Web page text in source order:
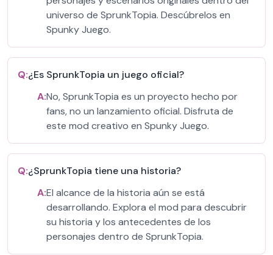
universo de SprunkTopia. Descúbrelos en
Spunky Juego.
Q:¿Es SprunkTopia un juego oficial?
A:No, SprunkTopia es un proyecto hecho por
fans, no un lanzamiento oficial. Disfruta de
este mod creativo en Spunky Juego.
Q:¿SprunkTopia tiene una historia?
A:El alcance de la historia aún se está
desarrollando. Explora el mod para descubrir
su historia y los antecedentes de los
personajes dentro de SprunkTopia.